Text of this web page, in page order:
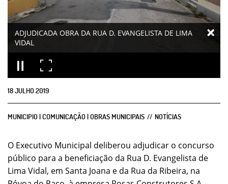
ADJUDICADA OBRA DA RUA D. EVANGELISTA DE LIMA
VIDAL
18JULHO2019
MUNICIPIO | COMUNICAÇÃO | OBRAS MUNICIPAIS NOTÍCIAS
O Executivo Municipal deliberou adjudicar o concurso
público para a beneficiação da Rua D. Evangelista de
Lima Vidal, em Santa Joana e da Rua da Ribeira, na